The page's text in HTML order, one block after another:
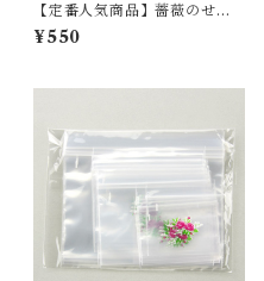
【定番人気商品】薔薇のせっ
けん
¥550